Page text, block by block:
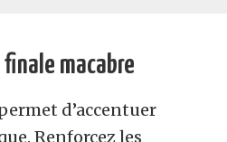
finale macabre
d’accentuer
Renforcez les